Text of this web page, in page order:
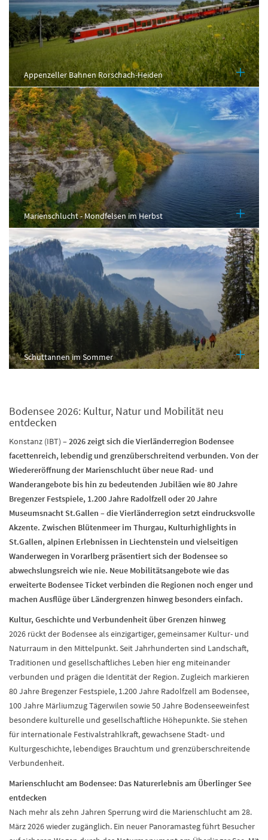
Appenzeller Bahnen Rorschach-Heiden
Marienschlucht - Mondfelsen im Herbst
Schuttannen im Sommer
Bodensee 2026: Kultur, Natur und Mobilität neu
entdecken
Konstanz (IBT) –2026 zeigt sich die Vierländerregion Bodensee
facettenreich, lebendig und grenzüberschreitend verbunden. Von der
Wiedereröffnung der Marienschlucht über neue Rad- und
Wanderangebote bis hin zu bedeutenden Jubiläen wie 80 Jahre
Bregenzer Festspiele, 1.200 Jahre Radolfzell oder 20 Jahre
Museumsnacht St.Gallen – die Vierländerregion setzt eindrucksvolle
Akzente. Zwischen Blütenmeer im Thurgau, Kulturhighlights in
St.Gallen, alpinen Erlebnissen in Liechtenstein und vielseitigen
Wanderwegen in Vorarlberg präsentiert sich der Bodensee so
abwechslungsreich wie nie. Neue Mobilitätsangebote wie das
erweiterte Bodensee Ticket verbinden die Regionen noch enger und
machen Ausflüge über Ländergrenzen hinweg besonders einfach.
Kultur, Geschichte und Verbundenheit über Grenzen hinweg
2026 rückt der Bodensee als einzigartiger, gemeinsamer Kultur- und
Naturraum in den Mittelpunkt. Seit Jahrhunderten sind Landschaft,
Traditionen und gesellschaftliches Leben hier eng miteinander
verbunden und prägen die Identität der Region. Zugleich markieren
80 Jahre Bregenzer Festspiele, 1.200 Jahre Radolfzell am Bodensee,
100 Jahre Märliumzug Tägerwilen sowie 50 Jahre Bodenseeweinfest
besondere kulturelle und gesellschaftliche Höhepunkte. Sie stehen
für internationale Festivalstrahlkraft, gewachsene Stadt- und
Kulturgeschichte, lebendiges Brauchtum und grenzüberschreitende
Verbundenheit.
Marienschlucht am Bodensee: Das Naturerlebnis am Überlinger See
entdecken
Nach mehr als zehn Jahren Sperrung wird die Marienschlucht am 28.
März 2026 wieder zugänglich. Ein neuer Panoramasteg führt Besucher